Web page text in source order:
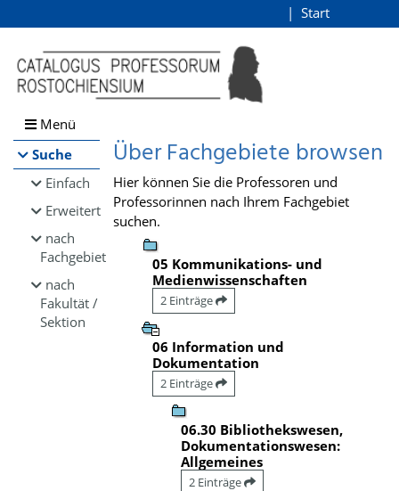
Browsen
direkt zum Inhalt
Start
Menü
Suche
Einfach
Erweitert
nach
Fachgebiet
nach
Fakultät /
Sektion
Über Fachgebiete browsen
Hier können Sie die Professoren und
Professorinnen nach Ihrem Fachgebiet
suchen.
05 Kommunikations- und
Medienwissenschaften
2 Einträge
06 Information und
Dokumentation
2 Einträge
06.30 Bibliothekswesen,
Dokumentationswesen:
Allgemeines
2 Einträge